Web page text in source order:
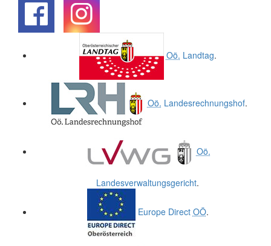
Oö. Landtag.
Oö. Landesrechnungshof.
Oö.
Landesverwaltungsgericht.
Europe Direct OÖ.